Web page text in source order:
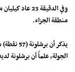
وفي الدقيقة
منطقة الجزاء.
الجولة، علماً أن برشلونة